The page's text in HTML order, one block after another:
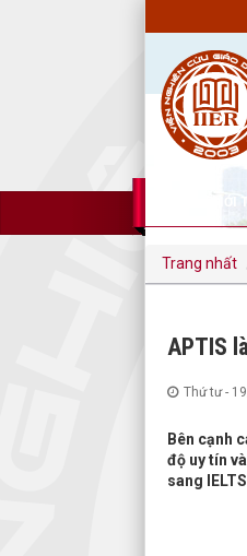
GIỚI
Trang nhất
APTIS
Thứ tư -
Bên cạnh
độ uy tín
sang